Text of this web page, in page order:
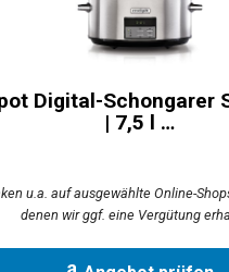
Digital-Schongarer
| 7,5 l …
u.a. auf ausgewählte Online-
denen wir ggf. eine Vergütung